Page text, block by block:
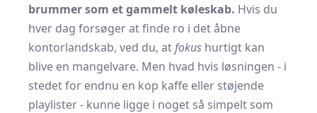
brummer som et gammelt køleskab. Hvis du
hver dag forsøger at finde ro i det åbne
kontorlandskab, ved du, atfokus hurtigt kan
blive en mangelvare. Men hvad hvis løsningen - i
stedet for endnu en kop kaffe eller støjende
playlister - kunne ligge i noget så simpelt som